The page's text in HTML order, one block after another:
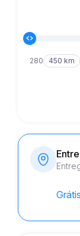
280 450 km
Grátis